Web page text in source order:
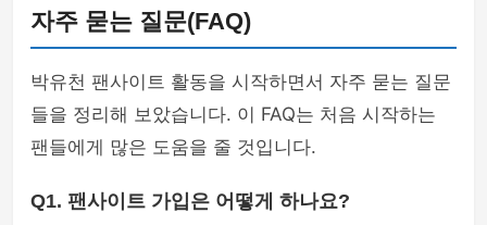
자주 묻는 질문(FAQ)
박유천 팬사이트 활동을 시작하면서 자주 묻는 질문
들을 정리해 보았습니다. 이 FAQ는 처음 시작하는
팬들에게 많은 도움을 줄 것입니다.
Q1. 팬사이트 가입은 어떻게 하나요?